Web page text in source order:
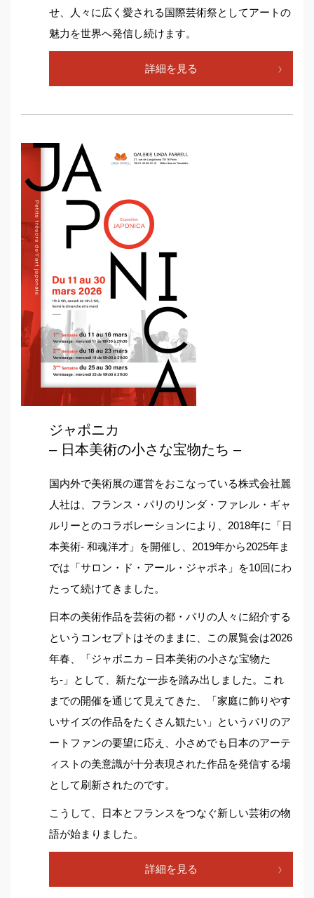
せ、人々に広く愛される国際芸術祭としてアートの
魅力を世界へ発信し続けます。
詳細を見る
ジャポニカ
– 日本美術の小さな宝物たち –
国内外で美術展の運営をおこなっている株式会社麗
人社は、フランス・パリのリンダ・ファレル・ギャ
ルリーとのコラボレーションにより、2018年に「日
本美術- 和魂洋才」を開催し、2019年から2025年ま
では「サロン・ド・アール・ジャポネ」を10回にわ
たって続けてきました。
日本の美術作品を芸術の都・パリの人々に紹介する
というコンセプトはそのままに、この展覧会は2026
年春、「ジャポニカ – 日本美術の小さな宝物た
ち-」として、新たな一歩を踏み出しました。これ
までの開催を通じて見えてきた、「家庭に飾りやす
いサイズの作品をたくさん観たい」というパリのア
ートファンの要望に応え、小さめでも日本のアーテ
ィストの美意識が十分表現された作品を発信する場
として刷新されたのです。
こうして、日本とフランスをつなぐ新しい芸術の物
語が始まりました。
詳細を見る